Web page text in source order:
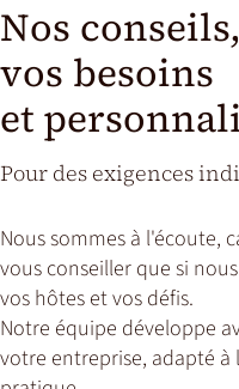
Nos
vos besoins
et
Pour des exigences
Nous sommes à l'écoute,
vous conseiller que si
vos hôtes et vos défis.
Notre équipe développe
votre entreprise, adapté à